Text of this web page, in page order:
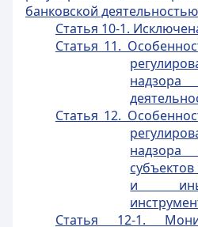
банковской деятельностью
Статья 10-1.
Статья 11.
Статья 12.
надзора
и
Статья 12-1.